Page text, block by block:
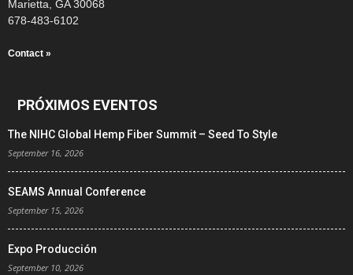
Marietta, GA 30068
678-483-6102
Contact »
PRÓXIMOS EVENTOS
The NIHC Global Hemp Fiber Summit – Seed To Style
September 16, 2026
SEAMS Annual Conference
September 15, 2026
Expo Producción
September 10, 2026